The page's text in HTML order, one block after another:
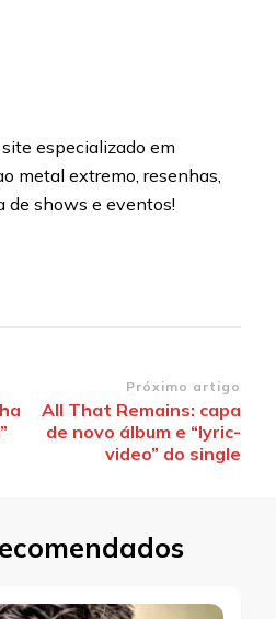
especializado em
metal extremo, resenhas,
de shows e eventos!
Próximo artigo
All That Remains: capa
de novo álbum e “lyric-
video” do single